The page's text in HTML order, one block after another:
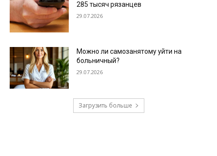
285 тысяч рязанцев
29.07.2026
Можно ли самозанятому уйти на
больничный?
29.07.2026
Загрузить больше